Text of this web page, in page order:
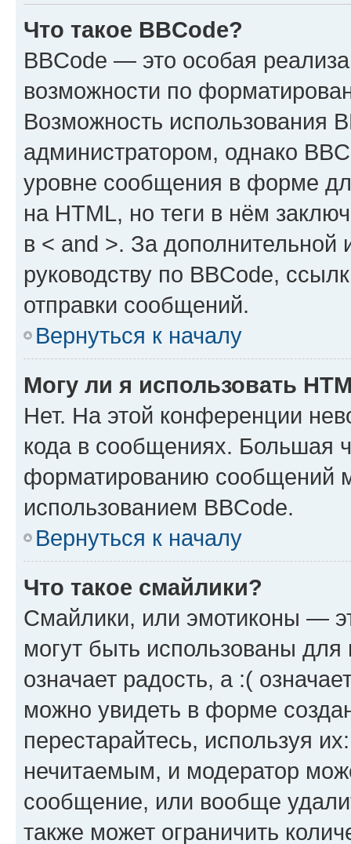
Что такое BBCode?
BBCode — это особая
возможности по
Возможность использования
администратором, однако
уровне сообщения в форме
на HTML, но теги в нём
в < and >. За
руководству по BBCode,
отправки сообщений.
Вернуться к началу
Могу ли я использовать
Нет. На этой конференции
кода в сообщениях. Большая
форматированию сообщений
использованием BBCode.
Вернуться к началу
Что такое смайлики?
Смайлики, или эмотиконы —
могут быть использованы
означает радость, а :(
можно увидеть в форме
перестарайтесь, используя
нечитаемым, и модератор
сообщение, или вообще
также может ограничить